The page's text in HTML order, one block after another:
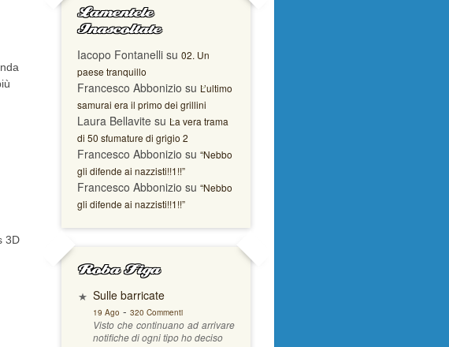
3D
Lamentele
Inascoltate
Iacopo Fontanelli su 02. Un
paese tranquillo
Francesco Abbonizio su L’ultimo
samurai era il primo dei grillini
Laura Bellavite su La vera trama
di 50 sfumature di grigio 2
Francesco Abbonizio su “Nebbo
gli difende ai nazzisti!!1!!”
Francesco Abbonizio su “Nebbo
gli difende ai nazzisti!!1!!”
Roba Figa
Sulle barricate
19 Ago - 320 Commenti
Visto che continuano ad arrivare
notifiche di ogni tipo ho deciso